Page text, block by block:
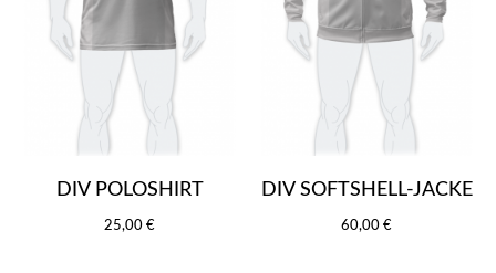
DIV POLOSHIRT
25,00 €
DIV SOFTSHELL-JACKE
60,00 €